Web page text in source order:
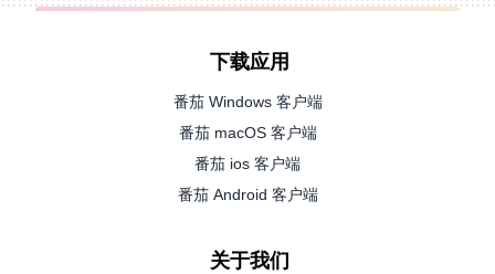
下载应用
番茄 Windows 客户端
番茄 macOS 客户端
番茄 ios 客户端
番茄 Android 客户端
关于我们